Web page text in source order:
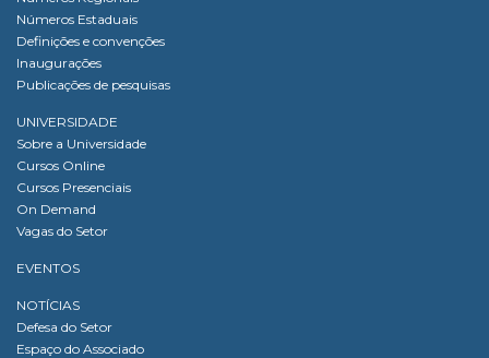
Números Estaduais
Definições e convenções
Inaugurações
Publicações de pesquisas
UNIVERSIDADE
Sobre a Universidade
Cursos Online
Cursos Presenciais
On Demand
Vagas do Setor
EVENTOS
NOTÍCIAS
Defesa do Setor
Espaço do Associado